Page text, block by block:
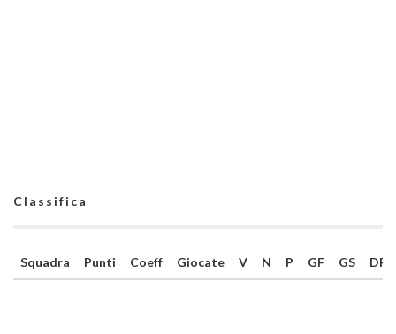
Classifica
Squadra Punti Coeff Giocate V N P GF GS DR